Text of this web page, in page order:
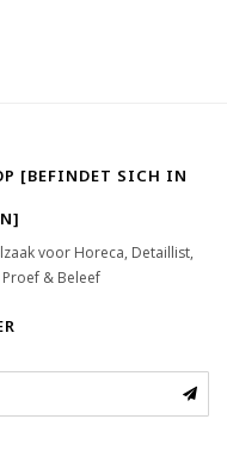
[BEFINDET SICH IN
voor Horeca, Detaillist,
& Beleef